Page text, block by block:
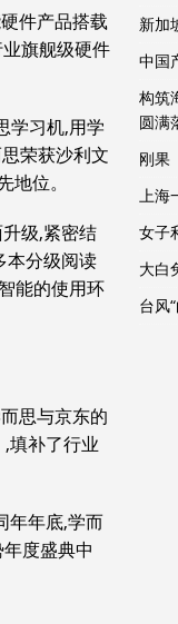
件产品搭载
旗舰级硬件
学习机,用学
荣获沙利文
位。
级,紧密结
本分级阅读
能的使用环
思与京东的
填补了行业
年年底,学而
度盛典中
新加
中国
构筑
圆满
刚果
上海
女子
大白
台风